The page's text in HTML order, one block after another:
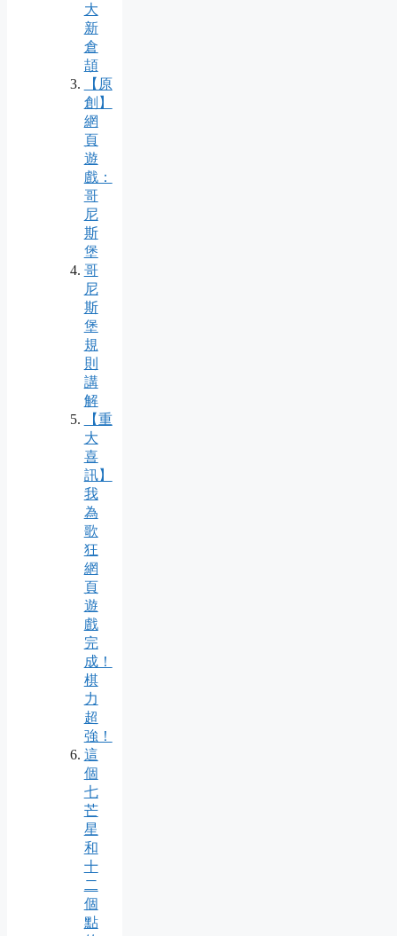
大
新
倉
頡
【原
創】
網
頁
遊
戲：
哥
尼
斯
堡
哥
尼
斯
堡
規
則
講
解
【重
大
喜
訊】
我
為
歌
狂
網
頁
遊
戲
完
成！
棋
力
超
強！
這
個
七
芒
星
和
十
二
個
點